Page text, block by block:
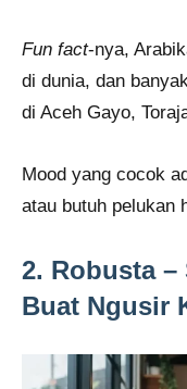
Fun fact-nya,
di dunia, dan
di Aceh Gayo,
Mood yang cocok
atau butuh pelukan
2. Robusta –
Buat Ngusir